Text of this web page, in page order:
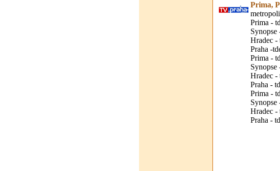
Prima,
Prima -
Hradec -
Praha -
Prima -
Hradec -
Praha -
Prima -
Hradec -
Praha -